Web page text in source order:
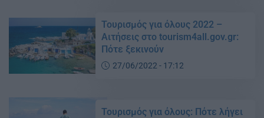
Τουρισμός για όλους 2022 –
Αιτήσεις στο tourism4all.gov.gr:
Πότε ξεκινούν
27/06/2022 - 17:12
Τουρισμός για όλους: Πότε λήγει